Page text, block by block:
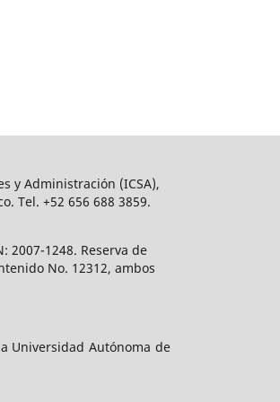
y Administración (ICSA),
Tel. +52 656 688 3859.
2007-1248. Reserva de
No. 12312, ambos
Universidad Autónoma de